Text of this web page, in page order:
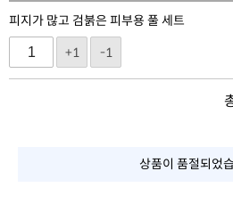
피지가 많고 검붉은 피부용 풀 세트
+1
-1
상품이 품절되었